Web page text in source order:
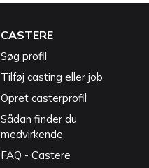
CASTERE
Søg profil
Tilføj casting eller job
Opret casterprofil
Sådan finder du
medvirkende
FAQ - Castere